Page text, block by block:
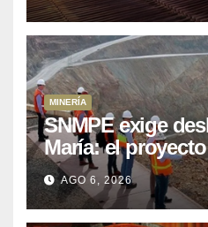
MINERÍA
SNMPE exige
María: el
que Perú lleva 15
posponiendo
AGO 6, 2026